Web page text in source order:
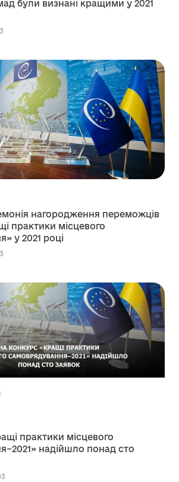
були визнані кращими у 2021
нагородження переможців
практики місцевого
у 2021 році
практики місцевого
надійшло понад сто